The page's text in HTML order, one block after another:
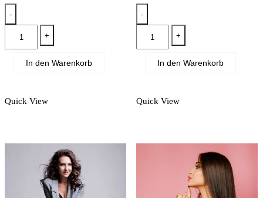
-
+
In den Warenkorb
Quick View
-
Menge
+
In den Warenkorb
Quick View